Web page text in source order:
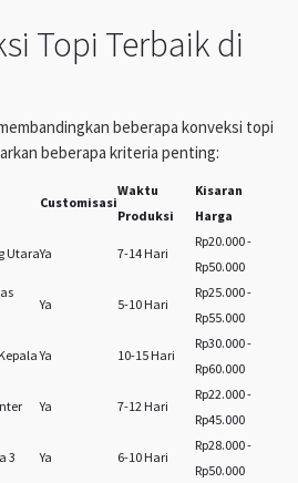
Topi Terbaik di
beberapa konveksi topi
beberapa kriteria penting:
Customisasi
Waktu
Produksi
Kisaran
Harga
UtaraYa 7-14 Hari
Rp20.000 -
Rp50.000
Ya 5-10 Hari
Rp25.000 -
Rp55.000
Ya 10-15 Hari
Rp30.000 -
Rp60.000
Ya 7-12 Hari
Rp22.000 -
Rp45.000
3 Ya 6-10 Hari
Rp28.000 -
Rp50.000